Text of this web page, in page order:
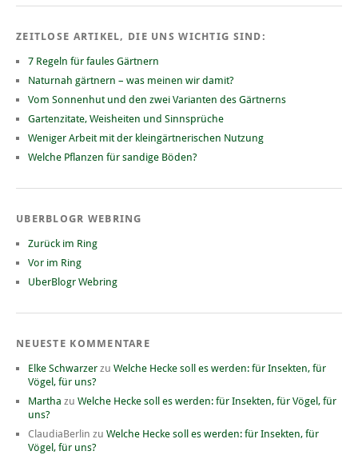
ZEITLOSE ARTIKEL, DIE UNS WICHTIG SIND:
7 Regeln für faules Gärtnern
Naturnah gärtnern – was meinen wir damit?
Vom Sonnenhut und den zwei Varianten des Gärtnerns
Gartenzitate, Weisheiten und Sinnsprüche
Weniger Arbeit mit der kleingärtnerischen Nutzung
Welche Pflanzen für sandige Böden?
UBERBLOGR WEBRING
Zurück im Ring
Vor im Ring
UberBlogr Webring
NEUESTE KOMMENTARE
Elke Schwarzer zu Welche Hecke soll es werden: für Insekten, für
Vögel, für uns?
Martha zu Welche Hecke soll es werden: für Insekten, für Vögel, für
uns?
ClaudiaBerlin zu Welche Hecke soll es werden: für Insekten, für
Vögel, für uns?